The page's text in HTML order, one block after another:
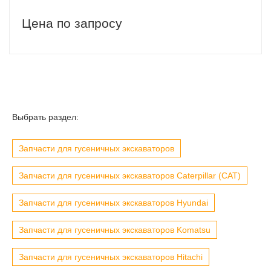
Цена по запросу
Выбрать раздел:
Запчасти для гусеничных экскаваторов
Запчасти для гусеничных экскаваторов Caterpillar (CAT)
Запчасти для гусеничных экскаваторов Hyundai
Запчасти для гусеничных экскаваторов Komatsu
Запчасти для гусеничных экскаваторов Hitachi